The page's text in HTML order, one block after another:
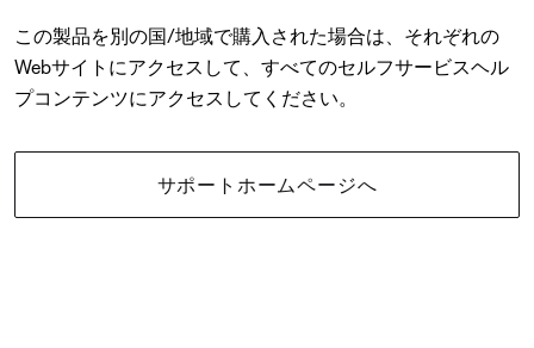
この製品を別の国/地域で購入された場合は、それぞれの
Webサイトにアクセスして、すべてのセルフサービスヘル
プコンテンツにアクセスしてください。
サポートホームページへ